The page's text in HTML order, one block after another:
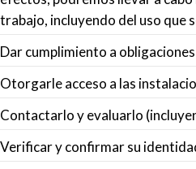
trabajo, incluyendo del uso que
Dar cumplimiento a
Otorgarle acceso a las
Contactarlo y evaluarlo
Verificar y confirmar su